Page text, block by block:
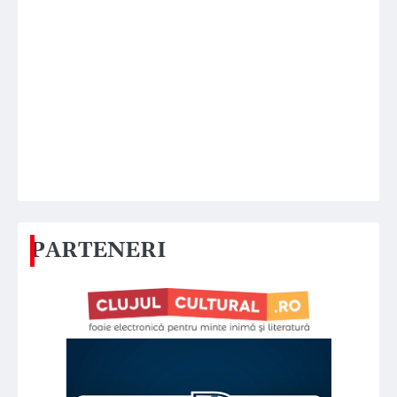
PARTENERI